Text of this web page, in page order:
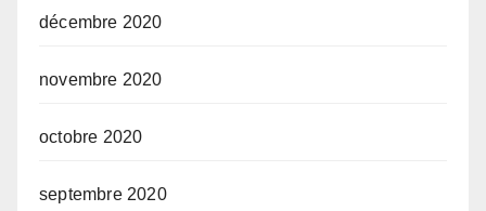
décembre 2020
novembre 2020
octobre 2020
septembre 2020